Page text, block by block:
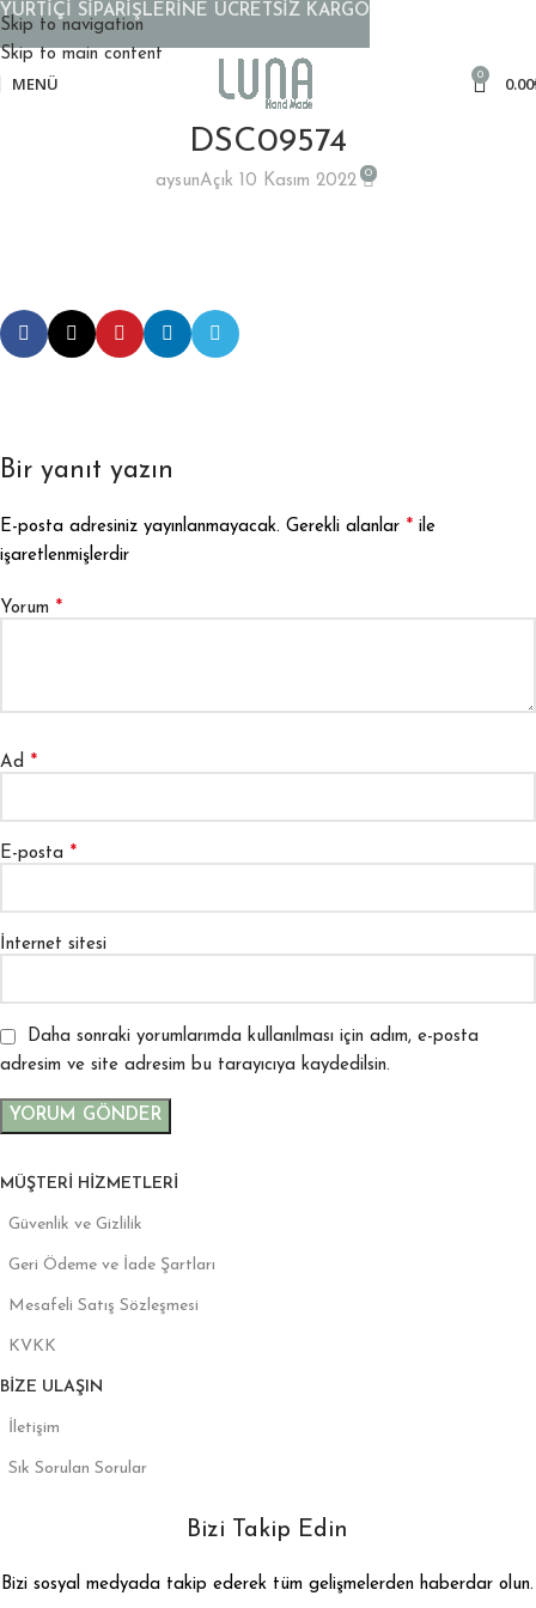
Skip to navigation
Skip to main content
MENÜ 0 0.00
DSC09574
aysunAçık 10 Kasım 2022 0
Bir yanıt yazın
E-posta adresiniz yayınlanmayacak. Gerekli alanlar * ile
işaretlenmişlerdir
Yorum *
Ad *
E-posta *
İnternet sitesi
Daha sonraki yorumlarımda kullanılması için adım, e-posta
adresim ve site adresim bu tarayıcıya kaydedilsin.
MÜŞTERI HIZMETLERI
Güvenlik ve Gizlilik
Geri Ödeme ve İade Şartları
Mesafeli Satış Sözleşmesi
KVKK
BIZE ULAŞIN
İletişim
Sık Sorulan Sorular
Bizi Takip Edin
Bizi sosyal medyada takip ederek tüm gelişmelerden haberdar olun.
YURTİÇİ SİPARİŞLERİNE ÜCRETSİZ KARGO